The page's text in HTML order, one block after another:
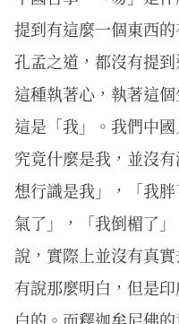
提到有這麼一個東西
孔孟之道，都沒有提
這種執著心，執著這
這是「我」。我們中
究竟什麼是我，並沒
想行識是我」，「我
氣了」，「我倒楣了
說，實際上並沒有真
有說那麼明白，但是